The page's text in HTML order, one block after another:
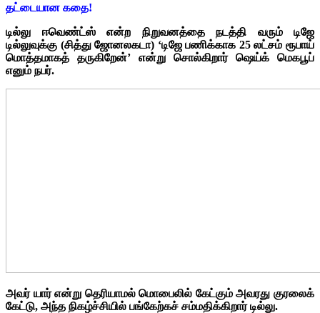
தட்டையான கதை!
டில்லு ஈவெண்ட்ஸ் என்ற நிறுவனத்தை நடத்தி வரும் டிஜே
டில்லுவுக்கு (சித்து ஜோனலகடா) ‘டிஜே பணிக்காக 25 லட்சம் ரூபாய்
மொத்தமாகத் தருகிறேன்’ என்று சொல்கிறார் ஷெய்க் மெகபூப்
எனும் நபர்.
அவர் யார் என்று தெரியாமல் மொபைலில் கேட்கும் அவரது குரலைக்
கேட்டு, அந்த நிகழ்ச்சியில் பங்கேற்கச் சம்மதிக்கிறார் டில்லு.